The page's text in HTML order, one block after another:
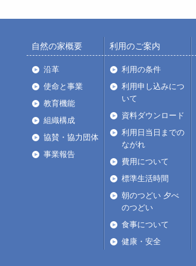
自然の家概要
沿革
使命と事業
教育機能
組織構成
協賛・協力団体
事業報告
利用のご案内
利用の条件
利用申し込みにつ
いて
資料ダウンロード
利用日当日までの
ながれ
費用について
標準生活時間
朝のつどい 夕べ
のつどい
食事について
健康・安全